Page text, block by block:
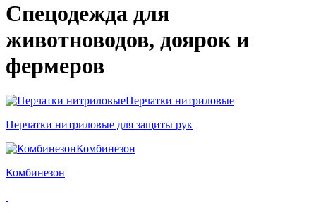
Спецодежда для
животноводов, доярок и
фермеров
Перчатки нитриловые
Перчатки нитриловые для защиты рук
Комбинезон
Комбинезон